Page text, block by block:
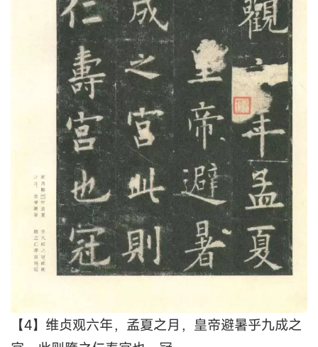
【4】维贞观六年，孟夏之月，皇帝避暑乎九成之